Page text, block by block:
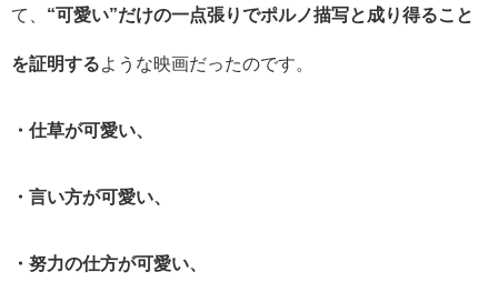
て、 “可愛い”だけの一点張りでポルノ描写と成り得ること
を証明するような映画だったのです。
・仕草が可愛い、
・言い方が可愛い、
・努力の仕方が可愛い、